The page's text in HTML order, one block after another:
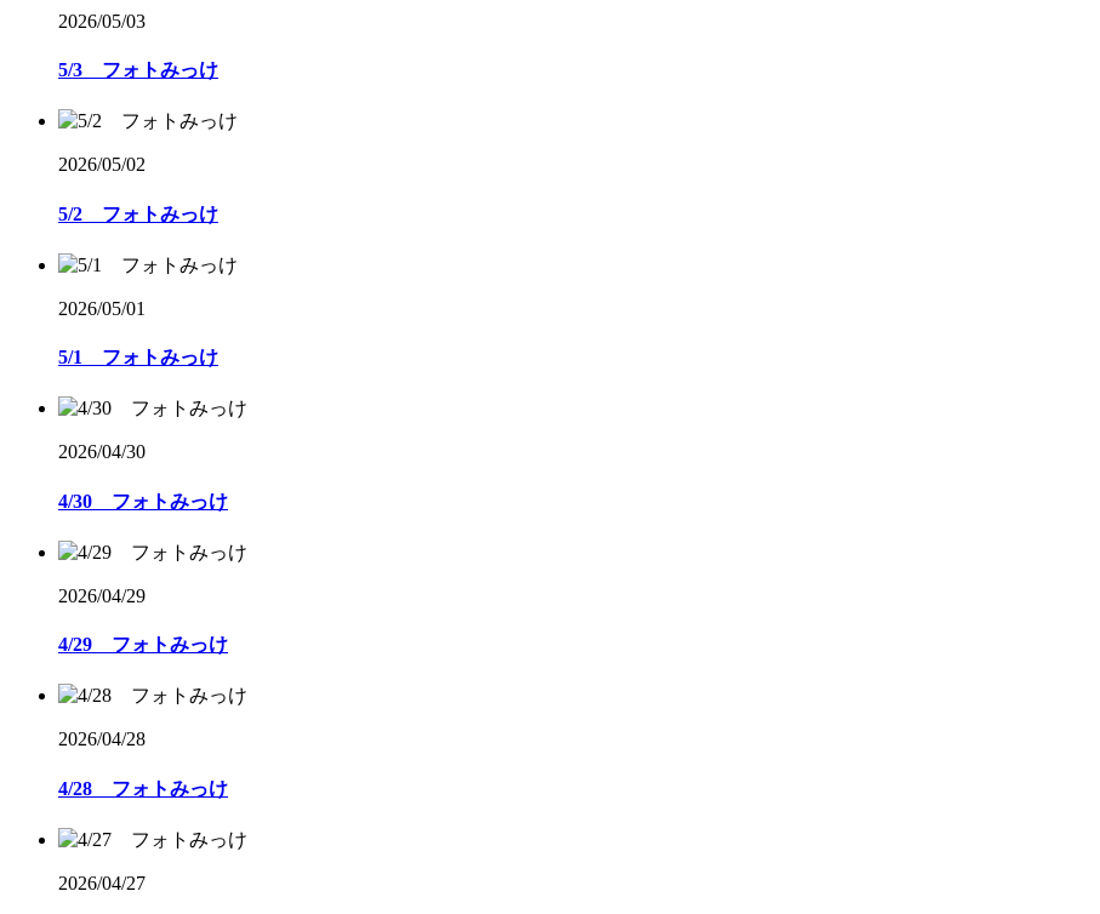
2026/05/03
5/3 フォトみっけ
2026/05/02
5/2 フォトみっけ
2026/05/01
5/1 フォトみっけ
2026/04/30
4/30 フォトみっけ
2026/04/29
4/29 フォトみっけ
2026/04/28
4/28 フォトみっけ
2026/04/27